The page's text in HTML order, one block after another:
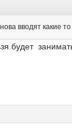
вводят какие
будет